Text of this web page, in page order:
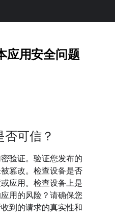
应用安全问题
可信？
验证。验证您发布的
篡改。检查设备是否
应用。检查设备上是
用的风险？请确保您
到的请求的真实性和